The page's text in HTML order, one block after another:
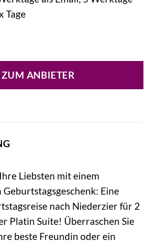
Tage
ZUM ANBIETER
Liebsten mit einem
Eine
nach Niederzier für 2
Platin Suite! Überraschen Sie
beste Freundin oder ein